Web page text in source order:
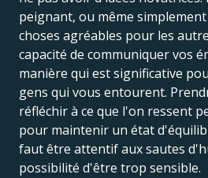
peignant, ou même simplement
choses agréables pour les
capacité de communiquer vos
manière qui est significative
gens qui vous entourent.
réfléchir à ce que l'on ressent
pour maintenir un état
faut être attentif aux sautes
possibilité d'être trop sensible.